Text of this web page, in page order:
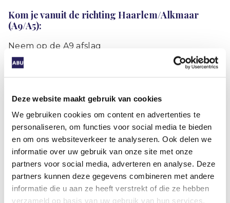
Deze website maakt gebruik van cookies
We gebruiken cookies om content en advertenties te
personaliseren, om functies voor social media te bieden
en om ons websiteverkeer te analyseren. Ook delen we
informatie over uw gebruik van onze site met onze
partners voor social media, adverteren en analyse. Deze
partners kunnen deze gegevens combineren met andere
informatie die u aan ze heeft verstrekt of die ze hebben
verzameld op basis van uw gebruik van hun services.
Kom je vanuit de richting Haarlem/Alkmaar
(A9/A5):
Neem op de A9 afslag
Badhoevedorp/Lijnden/Amsterdam-Osdorp (afrit
7). Bij de stoplichten ga je rechtdoor (richting
de eerste afslag, daarna neem je de tweede straat
rechts (Singaporestraat). De ABU ligt aan je
linkerkant.
Kom je vanuit de richting Amstelveen/Utrecht
(A9/A4):
Neem op de A9 afslag
Badhoevedorp/Lijnden/Amsterdam-Osdorp (afrit